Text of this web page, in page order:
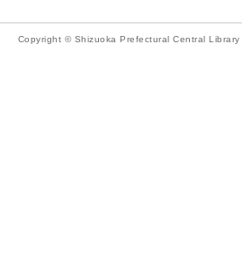
Copyright © Shizuoka Prefectural Central Library